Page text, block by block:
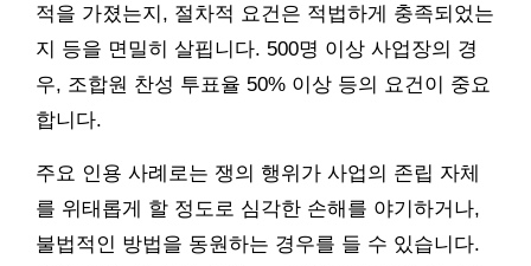
적을 가졌는지, 절차적 요건은 적법하게 충족되었는
지 등을 면밀히 살핍니다. 500명 이상 사업장의 경
우, 조합원 찬성 투표율 50% 이상 등의 요건이 중요
합니다.
주요 인용 사례로는 쟁의 행위가 사업의 존립 자체
를 위태롭게 할 정도로 심각한 손해를 야기하거나,
불법적인 방법을 동원하는 경우를 들 수 있습니다.